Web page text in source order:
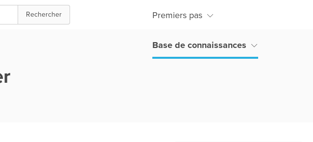
Rechercher Premiers pas
Base de connaissances